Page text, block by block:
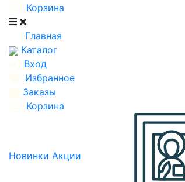
Корзина
Главная
Каталог
Вход
Избранное
Заказы
Корзина
Новинки Акции